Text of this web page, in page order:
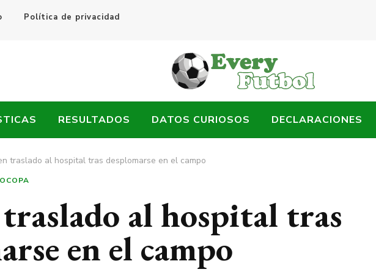
Política de privacidad
RESULTADOS DATOS CURIOSOS DECLARACIONES
traslado al hospital tras desplomarse en el campo
al hospital tras
en el campo